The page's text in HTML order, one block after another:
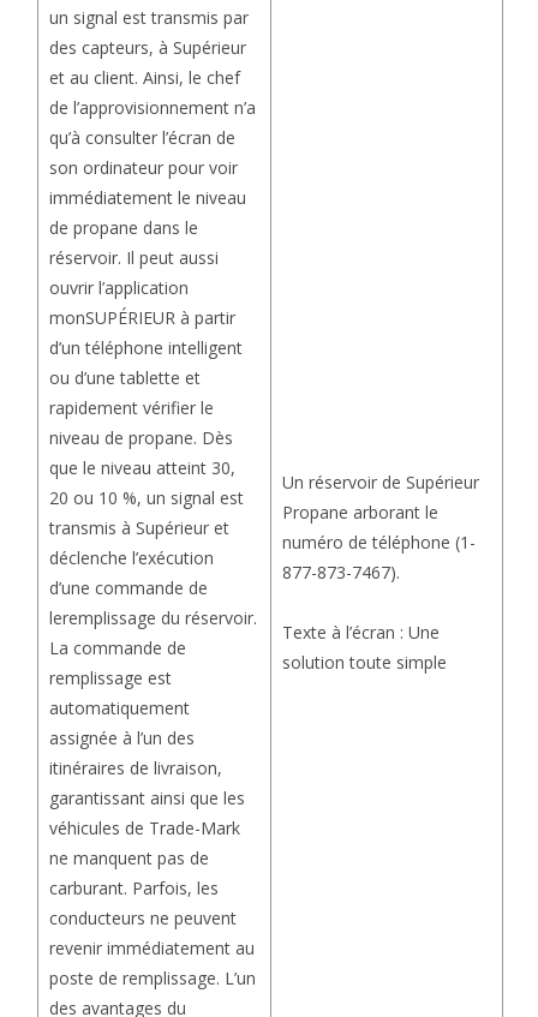
un signal est transmis par
des capteurs, à Supérieur
et au client. Ainsi, le chef
de l’approvisionnement n’a
qu’à consulter l’écran de
son ordinateur pour voir
immédiatement le niveau
de propane dans le
réservoir. Il peut aussi
ouvrir l’application
monSUPÉRIEUR à partir
d’un téléphone intelligent
ou d’une tablette et
rapidement vérifier le
niveau de propane. Dès
que le niveau atteint 30,
20 ou 10 %, un signal est
transmis à Supérieur et
déclenche l’exécution
d’une commande de
leremplissage du réservoir.
La commande de
remplissage est
automatiquement
assignée à l’un des
itinéraires de livraison,
garantissant ainsi que les
véhicules de Trade-Mark
ne manquent pas de
carburant. Parfois, les
conducteurs ne peuvent
revenir immédiatement au
poste de remplissage. L’un
des avantages du
Un réservoir de Supérieur
Propane arborant le
numéro de téléphone (1-
877-873-7467).
Texte à l’écran : Une
solution toute simple